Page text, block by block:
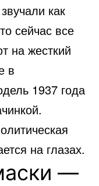
как
сейчас все
на жесткий
в
1937 года
на глазах.
—